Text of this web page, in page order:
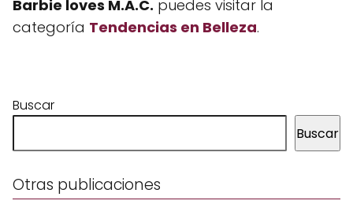
Barbie loves M.A.C. puedes visitar la
categoría Tendencias en Belleza.
Buscar
Buscar
Otras publicaciones